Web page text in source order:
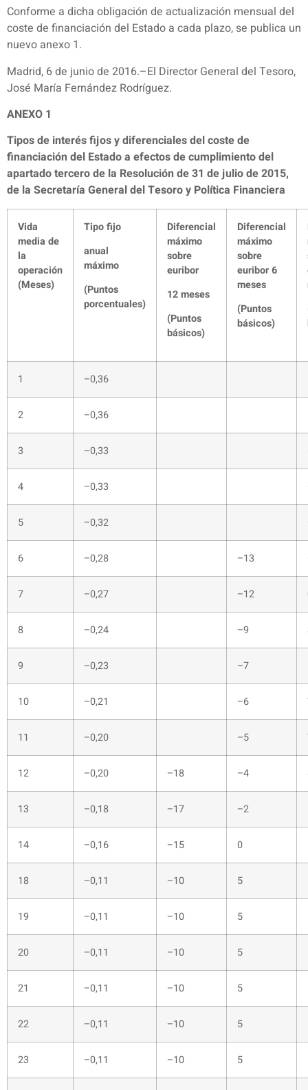
Conforme a dicha obligación de actualización mensual del
coste de financiación del Estado a cada plazo, se publica un
nuevo anexo 1.
Madrid, 6 de junio de 2016.–El Director General del Tesoro,
José María Fernández Rodríguez.
ANEXO 1
Tipos de interés fijos y diferenciales del coste de
financiación del Estado a efectos de cumplimiento del
apartado tercero de la Resolución de 31 de julio de 2015,
de la Secretaría General del Tesoro y Política Financiera
Vida
media de
la
operación
(Meses)
Tipo fijo
anual
máximo
(Puntos
porcentuales)
Diferencial
máximo
sobre
euribor
12 meses
(Puntos
básicos)
Diferencial
máximo
sobre
euribor 6
meses
(Puntos
básicos)
1 –0,36
2 –0,36
3 –0,33
4 –0,33
5 –0,32
6 –0,28 –13
7 –0,27 –12
8 –0,24 –9
9 –0,23 –7
10 –0,21 –6
11 –0,20 –5
12 –0,20 –18 –4
13 –0,18 –17 –2
14 –0,16 –15 0
18 –0,11 –10 5
19 –0,11 –10 5
20 –0,11 –10 5
21 –0,11 –10 5
22 –0,11 –10 5
23 –0,11 –10 5